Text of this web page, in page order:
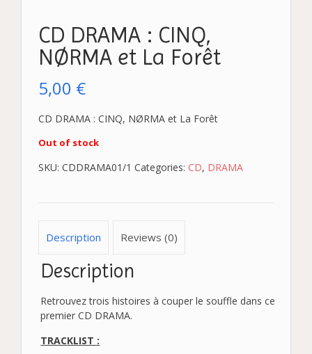
CD DRAMA : CINQ,
NØRMA et La Forêt
5,00 €
CD DRAMA : CINQ, NØRMA et La Forêt
Out of stock
SKU: CDDRAMA01/1 Categories: CD, DRAMA
Description Reviews (0)
Description
Retrouvez trois histoires à couper le souffle dans ce
premier CD DRAMA.
TRACKLIST :